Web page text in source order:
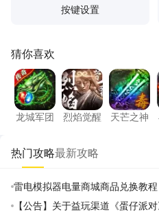
按键设置
猜你喜欢
龙城军团
龙城军团
烈焰觉醒
烈焰觉醒
天芒
天芒之神
热门攻略最新攻略
雷电模拟器电量商城商品兑换教程
【公告】关于益玩渠道《蛋仔派